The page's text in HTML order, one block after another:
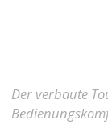
Der verbaute